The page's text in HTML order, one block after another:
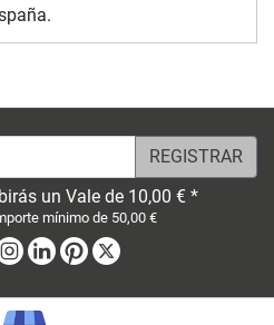
un Vale de 10,00 € *
mínimo de 50,00 €
Instagram
LinkedinPinterest